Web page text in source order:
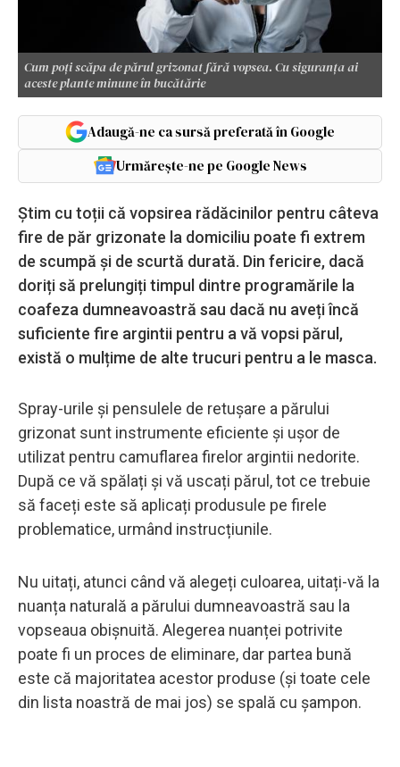
Cum poți scăpa de părul grizonat fără vopsea. Cu siguranța ai
aceste plante minune în bucătărie
Adaugă-ne ca sursă preferată în Google
Urmărește-ne pe Google News
Știm cu toții că vopsirea rădăcinilor pentru câteva
fire de păr grizonate la domiciliu poate fi extrem
de scumpă și de scurtă durată. Din fericire, dacă
doriți să prelungiți timpul dintre programările la
coafeza dumneavoastră sau dacă nu aveți încă
suficiente fire argintii pentru a vă vopsi părul,
există o mulțime de alte trucuri pentru a le masca.
Spray-urile și pensulele de retușare a părului
grizonat sunt instrumente eficiente și ușor de
utilizat pentru camuflarea firelor argintii nedorite.
După ce vă spălați și vă uscați părul, tot ce trebuie
să faceți este să aplicați produsule pe firele
problematice, urmând instrucțiunile.
Nu uitați, atunci când vă alegeți culoarea, uitați-vă la
nuanța naturală a părului dumneavoastră sau la
vopseaua obișnuită. Alegerea nuanței potrivite
poate fi un proces de eliminare, dar partea bună
este că majoritatea acestor produse (și toate cele
din lista noastră de mai jos) se spală cu șampon.